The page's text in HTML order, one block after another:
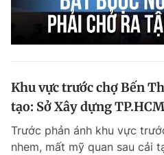
Khu vực trước chợ Bến
tạo: Sở Xây dựng
Trước phản ánh khu vực
nhem, mất mỹ quan sau cải